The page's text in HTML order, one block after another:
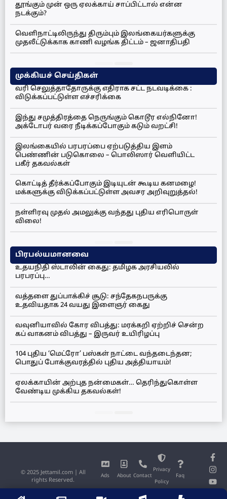
தூங்கும் முன் ஒரு ஏலக்காய் சாப்பிட்டால் என்ன
நடக்கும்?
வெளிநாட்டிலிருந்து திரும்பும் இலங்கையர்களுக்கு
முதலீட்டுக்காக காணி வழங்க திட்டம் – ஜனாதிபதி
முக்கியச் செய்திகள்
வரி செலுத்தாதோருக்கு எதிராக சட்ட நடவடிக்கை :
விடுக்கப்பட்டுள்ள எச்சரிக்கை
இந்து சமுத்திரத்தை நெருங்கும் கொடூர எல்நினோ!
அக்டோபர் வரை நீடிக்கப்போகும் கடும் வறட்சி!
இலங்கையில் பரபரப்பை ஏற்படுத்திய இளம்
பெண்ணின் படுகொலை – பொலிஸார் வெளியிட்ட
பகீர் தகவல்கள்
கொட்டித் தீர்க்கப்போகும் இடியுடன் கூடிய கனமழை!
மக்களுக்கு விடுக்கப்பட்டுள்ள அவசர அறிவுறுத்தல்!
நள்ளிரவு முதல் அமலுக்கு வந்தது புதிய எரிபொருள்
விலை!
பிரபல்யமானவை
உதயநிதி ஸ்டாலின் கைது: தமிழக அரசியலில்
பரபரப்பு…
வத்தளை துப்பாக்கிச் சூடு: சந்தேகநபருக்கு
உதவியதாக 24 வயது இளைஞர் கைது
வவுனியாவில் கோர விபத்து: மரக்கறி ஏற்றிச் சென்ற
கப் வாகனம் விபத்து – இருவர் உயிரிழப்பு
104 புதிய ‘மெட்ரோ’ பஸ்கள் நாட்டை வந்தடைந்தன;
பொதுப் போக்குவரத்தில் புதிய அத்தியாயம்!
ஏலக்காயின் அற்புத நன்மைகள்… தெரிந்துகொள்ள
வேண்டிய முக்கிய தகவல்கள்!
Ads About Contact
Privacy
Policy
Faq
© 2025 Jettamil.com | All
rights Reserved.